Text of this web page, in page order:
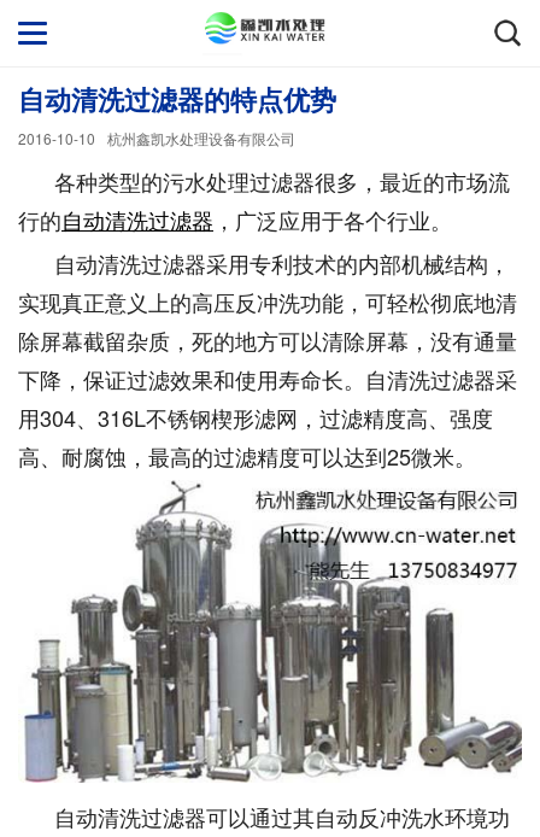
自动清洗过滤器的特点优势
2016-10-10 杭州鑫凯水处理设备有限公司
各种类型的污水处理过滤器很多，最近的市场流
行的自动清洗过滤器 ，广泛应用于各个行业。
自动清洗过滤器采用专利技术的内部机械结构，
实现真正意义上的高压反冲洗功能，可轻松彻底地清
除屏幕截留杂质，死的地方可以清除屏幕，没有通量
下降，保证过滤效果和使用寿命长。自清洗过滤器采
用304、316L不锈钢楔形滤网，过滤精度高、强度
高、耐腐蚀，最高的过滤精度可以达到25微米。
自动清洗过滤器可以通过其自动反冲洗水环境功